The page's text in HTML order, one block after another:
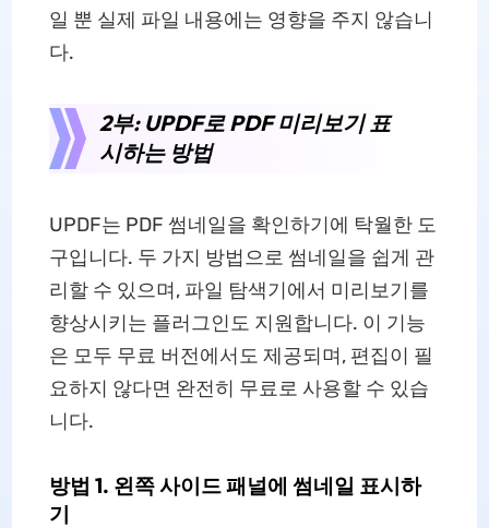
일 뿐 실제 파일 내용에는 영향을 주지 않습니
다.
2부: UPDF로 PDF 미리보기 표
시하는 방법
UPDF는 PDF 썸네일을 확인하기에 탁월한 도
구입니다. 두 가지 방법으로 썸네일을 쉽게 관
리할 수 있으며, 파일 탐색기에서 미리보기를
향상시키는 플러그인도 지원합니다. 이 기능
은 모두 무료 버전에서도 제공되며, 편집이 필
요하지 않다면 완전히 무료로 사용할 수 있습
니다.
방법 1. 왼쪽 사이드 패널에 썸네일 표시하
기